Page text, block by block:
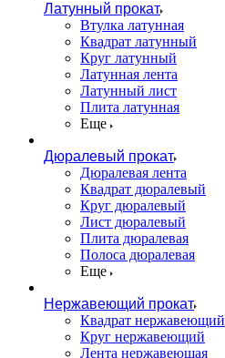
Латунный прокат
Втулка латунная
Квадрат латунный
Круг латунный
Латунная лента
Латунный лист
Плита латунная
Еще
Дюралевый прокат
Дюралевая лента
Квадрат дюралевый
Круг дюралевый
Лист дюралевый
Плита дюралевая
Полоса дюралевая
Еще
Нержавеющий прокат
Квадрат нержавеющий
Круг нержавеющий
Лента нержавеющая